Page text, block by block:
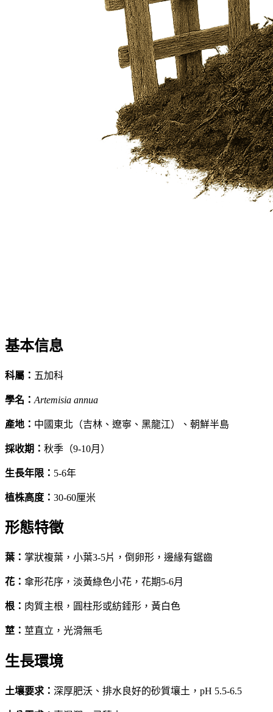
基本信息
科屬 ： 五加科
學名 ： Artemisia annua
產地 ： 中國東北（吉林、遼寧、黑龍江）、朝鮮半島
採收期 ： 秋季（9-10月）
生長年限 ： 5-6年
植株高度 ： 30-60厘米
形態特徵
葉 ： 掌狀複葉，小葉3-5片，倒卵形，邊緣有鋸齒
花 ： 傘形花序，淡黃綠色小花，花期5-6月
根 ： 肉質主根，圓柱形或紡錘形，黃白色
莖 ： 莖直立，光滑無毛
生長環境
土壤要求 ： 深厚肥沃、排水良好的砂質壤土，pH 5.5-6.5